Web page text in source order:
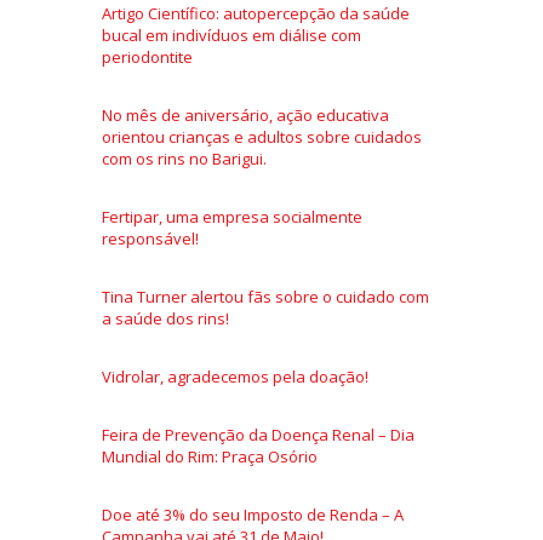
Artigo Científico: autopercepção da saúde
bucal em indivíduos em diálise com
periodontite
No mês de aniversário, ação educativa
orientou crianças e adultos sobre cuidados
com os rins no Barigui.
Fertipar, uma empresa socialmente
responsável!
Tina Turner alertou fãs sobre o cuidado com
a saúde dos rins!
Vidrolar, agradecemos pela doação!
Feira de Prevenção da Doença Renal – Dia
Mundial do Rim: Praça Osório
Doe até 3% do seu Imposto de Renda – A